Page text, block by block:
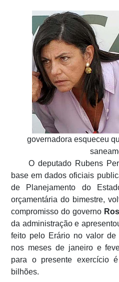
governadora esqueceu
O deputado Rubens
base em dados oficiais
de Planejamento do
orçamentária do bimestre,
compromisso do governo
da administração e
feito pelo Erário no valor
nos meses de janeiro e
para o presente exercício
bilhões.